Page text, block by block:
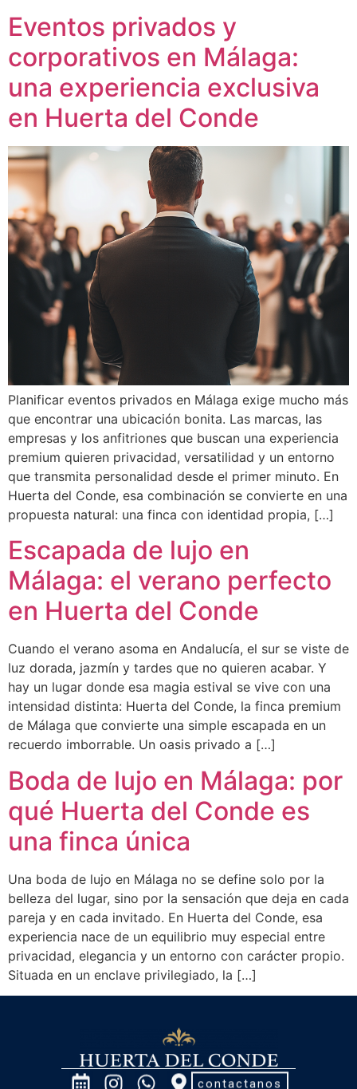
Eventos privados y
corporativos en Málaga:
una experiencia exclusiva
en Huerta del Conde
Planificar eventos privados en Málaga exige mucho más
que encontrar una ubicación bonita. Las marcas, las
empresas y los anfitriones que buscan una experiencia
premium quieren privacidad, versatilidad y un entorno
que transmita personalidad desde el primer minuto. En
Huerta del Conde, esa combinación se convierte en una
propuesta natural: una finca con identidad propia, […]
Escapada de lujo en
Málaga: el verano perfecto
en Huerta del Conde
Cuando el verano asoma en Andalucía, el sur se viste de
luz dorada, jazmín y tardes que no quieren acabar. Y
hay un lugar donde esa magia estival se vive con una
intensidad distinta: Huerta del Conde, la finca premium
de Málaga que convierte una simple escapada en un
recuerdo imborrable. Un oasis privado a […]
Boda de lujo en Málaga: por
qué Huerta del Conde es
una finca única
Una boda de lujo en Málaga no se define solo por la
belleza del lugar, sino por la sensación que deja en cada
pareja y en cada invitado. En Huerta del Conde, esa
experiencia nace de un equilibrio muy especial entre
privacidad, elegancia y un entorno con carácter propio.
Situada en un enclave privilegiado, la […]
contactanos